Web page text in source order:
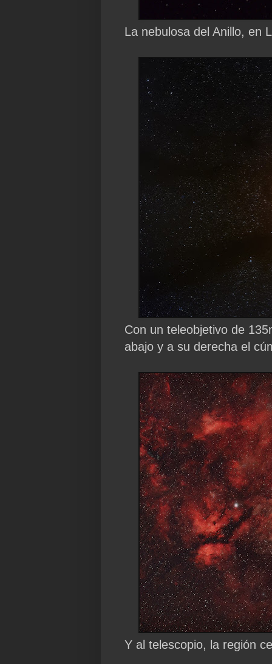
La nebulosa del Anillo, en
Con un teleobjetivo de
abajo y a su derecha el
Y al telescopio, la región